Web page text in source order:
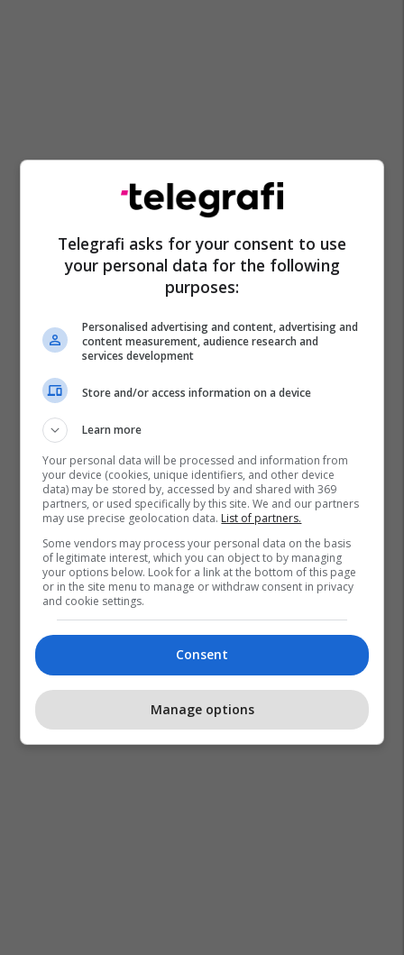
Telegrafi asks for your consent to use
your personal data for the following
purposes:
Personalised advertising and content, advertising and
content measurement, audience research and
services development
Store and/or access information on a device
Learn more
Your personal data will be processed and information from
your device (cookies, unique identifiers, and other device
data) may be stored by, accessed by and shared with 369
partners, or used specifically by this site. We and our partners
may use precise geolocation data. List of partners.
Some vendors may process your personal data on the basis
of legitimate interest, which you can object to by managing
your options below. Look for a link at the bottom of this page
or in the site menu to manage or withdraw consent in privacy
and cookie settings.
Consent
Manage options